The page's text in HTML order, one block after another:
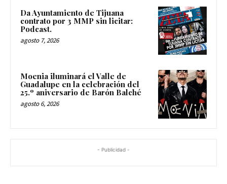
Da Ayuntamiento de Tijuana
contrato por 3 MMP sin licitar:
Podcast.
agosto 7, 2026
Moenia iluminará el Valle de
Guadalupe en la celebración del
25.º aniversario de Barón Balché
agosto 6, 2026
- Publicidad -